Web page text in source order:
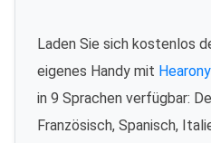
Laden Sie sich kostenlos
eigenes Handy mit
in 9 Sprachen verfügbar:
Französisch, Spanisch,